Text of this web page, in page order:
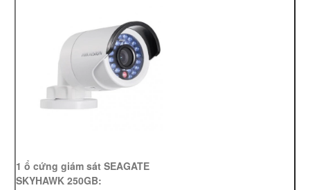
1 ổ cứng giám sát SEAGATE
SKYHAWK 250GB: